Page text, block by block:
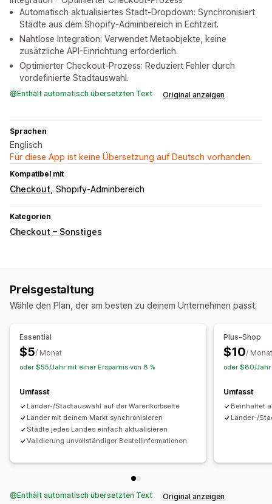
Automatisch aktualisiertes Stadt-Dropdown: Synchronisiert
Städte aus dem Shopify-Adminbereich in Echtzeit.
Nahtlose Integration: Verwendet Metaobjekte, keine
zusätzliche API-Einrichtung erforderlich.
Optimierter Checkout-Prozess: Reduziert Fehler durch
vordefinierte Stadtauswahl.
Enthält automatisch übersetzten Text Original anzeigen
Sprachen
Englisch
Für diese App ist keine Übersetzung auf Deutsch vorhanden.
Kompatibel mit
Checkout Shopify-Adminbereich
Kategorien
Checkout – Sonstiges
Preisgestaltung
Wähle den Plan, der am besten zu deinem Unternehmen passt.
Essential
$5/ Monat
oder $55/Jahr mit einer Ersparnis von 8 %
Umfasst
Länder-/Stadtauswahl auf der Warenkorbseite
Länder mit deinem Markt synchronisieren
Städte jedes Landes einfach aktualisieren
Validierung unvollständiger Bestellinformationen
Plus-Shop
$10/ Monat
oder $80/Jahr
Umfasst
Beinhaltet
Länder-/
Enthält automatisch übersetzten Text Original anzeigen